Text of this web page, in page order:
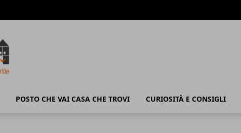
POSTO CHE VAI CASA CHE TROVI CURIOSITÀ E CONSIGLI